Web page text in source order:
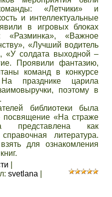
«Летчики» и
и интеллектуальные
в игровых блоках
«Разминка», «Важное
«Лучший водитель
«У солдата выходной –
Проявили фантазию,
команд в конкурсе
празднике царила
поэтому в
библиотеки была
посвящение «На страже
как
литература.
для ознакомления
: svetlana